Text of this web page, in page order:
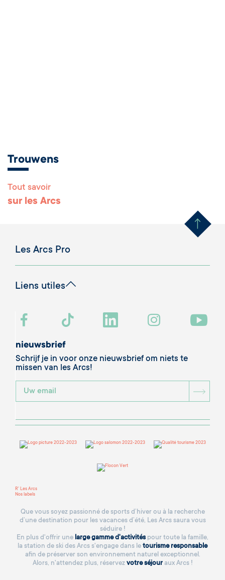
Trouwens
Tout savoir
sur les Arcs Remonter
Les Arcs Pro
Liens utiles
nieuwsbrief
Schrijf je in voor onze nieuwsbrief om niets te
missen van les Arcs!
R' Les Arcs
Nos labels
Que vous soyez passionné de sports d’hiver ou à la recherche
d’une destination pour les vacances d’été, Les Arcs saura vous
séduire !
En plus d'offrir une large gamme d'activitéspour toute la famille,
la station de ski des Arcs s'engage dans le tourisme responsable
afin de préserver son environnement naturel exceptionnel.
Alors, n'attendez plus, réservez votre séjouraux Arcs !